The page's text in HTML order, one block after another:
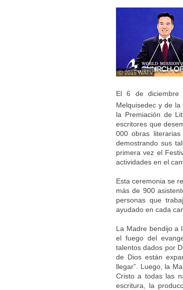
ⓒ 2015 WATV
El 6 de diciembre
Melquisedec y de la
la Premiación de
escritores que
000 obras
demostrando sus
primera vez el
actividades en el
Esta ceremonia se
más de 900
personas que
ayudado en cada
La Madre bendijo a
el fuego del
talentos dados por
de Dios están
llegar”. Luego, la
Cristo a todas las
escritura, la